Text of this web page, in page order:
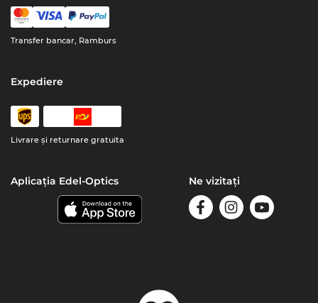
Transfer bancar, Ramburs
Expediere
Livrare şi returnare gratuita
Aplicația Edel-Optics Ne vizitați